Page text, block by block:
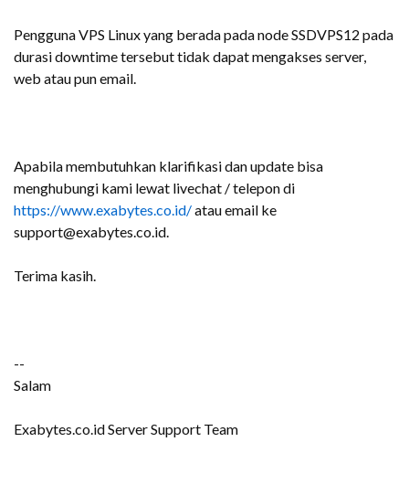
Pengguna VPS Linux yang berada pada node SSDVPS12 pada
durasi downtime tersebut tidak dapat mengakses server,
web atau pun email.
Apabila membutuhkan klarifikasi dan update bisa
menghubungi kami lewat livechat / telepon di
https://www.exabytes.co.id/atau email ke
support@exabytes.co.id.
Terima kasih.
--
Salam
Exabytes.co.id Server Support Team